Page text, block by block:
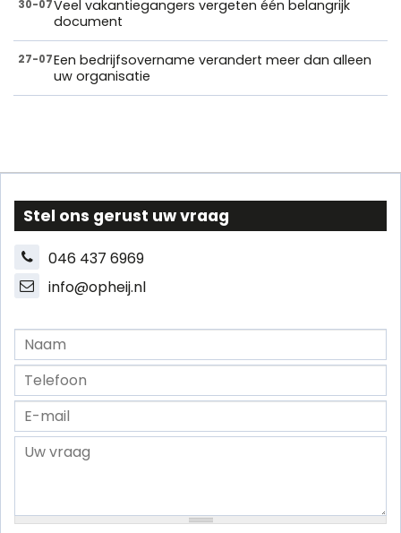
30-07Veel vakantiegangers vergeten één belangrijk
document
27-07Een bedrijfsovername verandert meer dan alleen
uw organisatie
Stel ons gerust uw vraag
046 437 6969
info@opheij.nl